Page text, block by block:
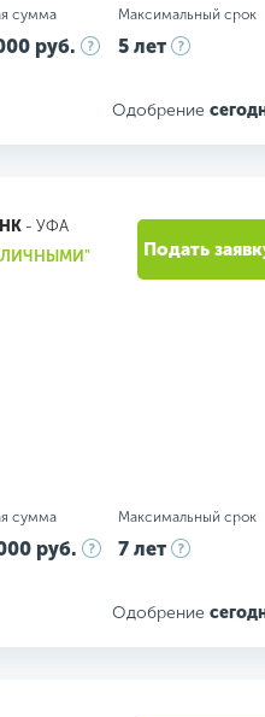
сумма
руб.
Максимальный срок
5 лет
Одобрение
- УФА
сумма
руб.
Максимальный срок
7 лет
Одобрение
Подать